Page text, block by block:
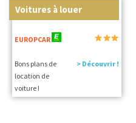
Voitures à louer
EUROPCAR
Bons plans de
location de
voiture !
> Découvrir !